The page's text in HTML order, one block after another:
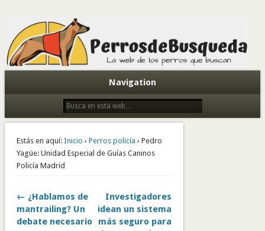
Todo sobre perros de búsqueda y detectores
Navigation
Estás en aquí: Inicio › Perros policía › Pedro
Yagüe: Unidad Especial de Guías Caninos
Policía Madrid
← ¿Hablamos de
mantrailing? Un
debate necesario
Investigadores
idean un sistema
más seguro para